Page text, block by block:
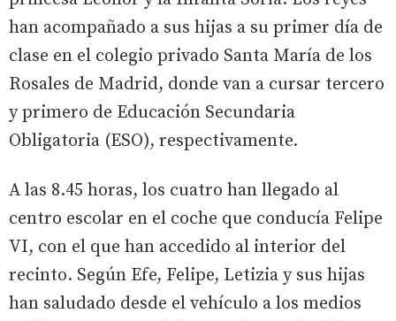
han acompañado a sus hijas a su primer día de
clase en el colegio privado Santa María de los
Rosales de Madrid, donde van a cursar tercero
y primero de Educación Secundaria
Obligatoria (ESO), respectivamente.
A las 8.45 horas, los cuatro han llegado al
centro escolar en el coche que conducía Felipe
VI, con el que han accedido al interior del
recinto. Según Efe, Felipe, Letizia y sus hijas
han saludado desde el vehículo a los medios